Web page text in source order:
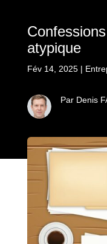
atypique
Fév 14, 2025|
Par Denis